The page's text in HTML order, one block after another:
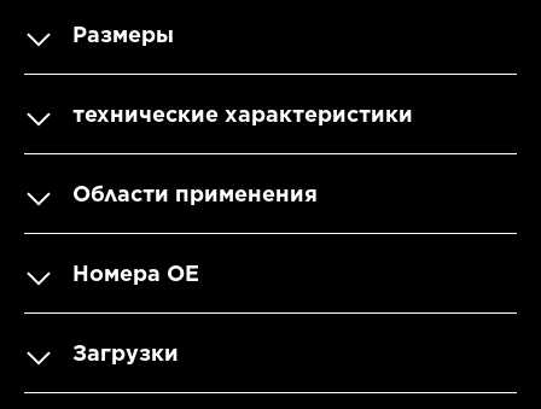
Размеры
технические характеристики
Области применения
Номера OE
Загрузки